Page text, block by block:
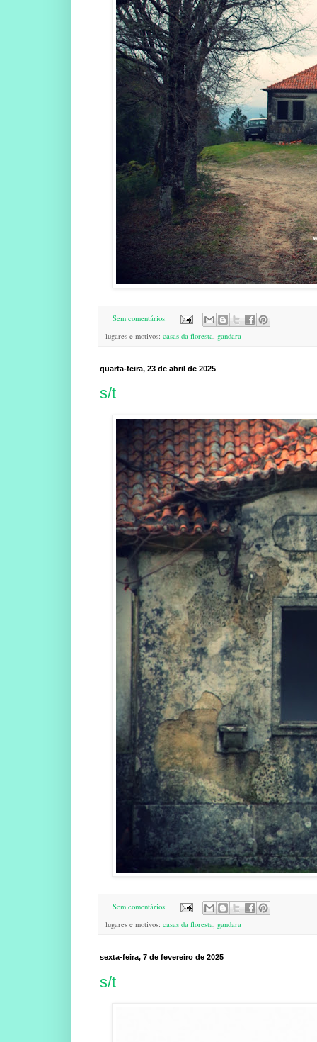
Sem comentários:
lugares e motivos: casas da floresta, gandara
quarta-feira, 23 de abril de 2025
s/t
Sem comentários:
lugares e motivos: casas da floresta, gandara
sexta-feira, 7 de fevereiro de 2025
s/t